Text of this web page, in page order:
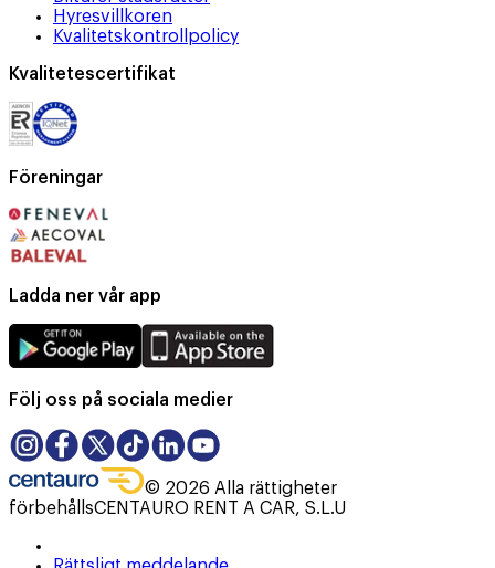
Hyresvillkoren
Kvalitetskontrollpolicy
Kvalitetescertifikat
Föreningar
Ladda ner vår app
Följ oss på sociala medier
© 2026 Alla rättigheter
förbehållsCENTAURO RENT A CAR, S.L.U